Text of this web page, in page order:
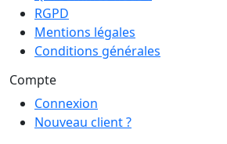
RGPD
Mentions légales
Conditions générales
Compte
Connexion
Nouveau client ?